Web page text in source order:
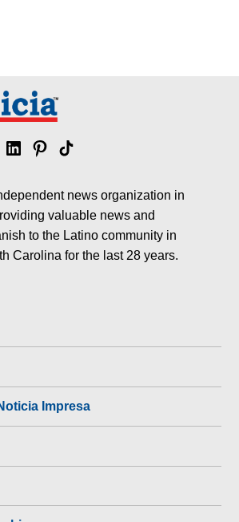
LinkedinPinterest
Tik
news organization in
valuable news and
to the Latino community in
Carolina for the last 28 years.
Impresa